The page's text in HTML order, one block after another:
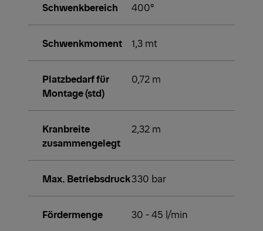
Schwenkbereich 400°
Schwenkmoment 1,3 mt
Platzbedarf für
Montage (std)
0,72 m
Kranbreite
zusammengelegt
2,32 m
Max. Betriebsdruck330 bar
Fördermenge 30 - 45 l/min